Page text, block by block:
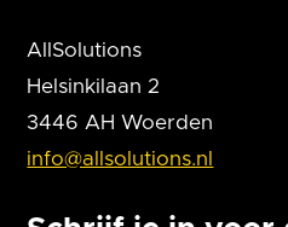
AllSolutions
Helsinkilaan 2
3446 AH Woerden
info@allsolutions.nl